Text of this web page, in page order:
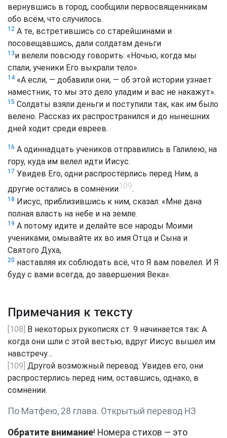
вернувшись в город, сообщили первосвященникам
обо всём, что случилось.
12 А те, встретившись со старейшинами и
посовещавшись, дали солдатам деньги
13и велели повсюду говорить: «Ночью, когда мы
спали, ученики Его выкрали тело».
14«А если, — добавили они, — об этой истории узнает
наместник, то мы это дело уладим и вас не накажут».
15 Солдаты взяли деньги и поступили так, как им было
велено. Рассказ их распространился и до нынешних
дней ходит среди евреев.
16 А одиннадцать учеников отправились в Галилею, на
гору, куда им велел идти Иисус.
17 Увидев Его, одни распростёрлись перед Ним, а
другие остались в сомнении109.
18 Иисус, приблизившись к ним, сказал: «Мне дана
полная власть на небе и на земле.
19 А потому идите и делайте все народы Моими
учениками, омывайте их во имя Отца и Сына и
Святого Духа,
20 наставляя их соблюдать всё, что Я вам повелел. И Я
буду с вами всегда, до завершения Века».
Примечания к тексту
[108] В некоторых рукописях ст. 9 начинается так: А
когда они шли с этой вестью, вдруг Иисус вышел им
навстречу…
[109] Другой возможный перевод: Увидев его, они
распростерлись перед ним, оставшись, однако, в
сомнении.
По Матфею, 28 глава. Открытый перевод НЗ
Обратите внимание! Номера стихов — это